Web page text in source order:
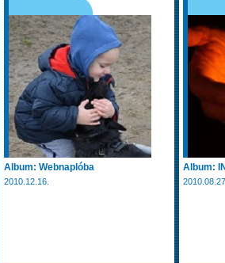
Album: Webnaplóba
2010.12.16.
Album:
2010.08.27.